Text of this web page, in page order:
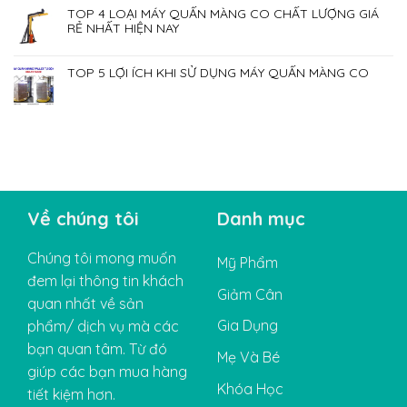
TOP 4 LOẠI MÁY QUẤN MÀNG CO CHẤT LƯỢNG GIÁ
RẺ NHẤT HIỆN NAY
TOP 5 LỢI ÍCH KHI SỬ DỤNG MÁY QUẤN MÀNG CO
Về chúng tôi
Chúng tôi mong muốn
đem lại thông tin khách
quan nhất về sản
phẩm/ dịch vụ mà các
bạn quan tâm. Từ đó
giúp các bạn mua hàng
tiết kiệm hơn.
Danh mục
Mỹ Phẩm
Giảm Cân
Gia Dụng
Mẹ Và Bé
Khóa Học